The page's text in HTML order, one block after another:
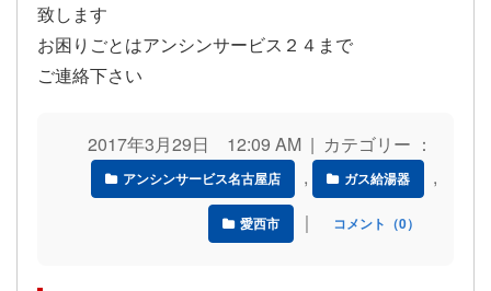
致します
お困りごとはアンシンサービス２４まで
ご連絡下さい
2017年3月29日 12:09 AM | カテゴリー ：
アンシンサービス名古屋店 , ガス給湯器 ,
愛西市 ｜ コメント（0）